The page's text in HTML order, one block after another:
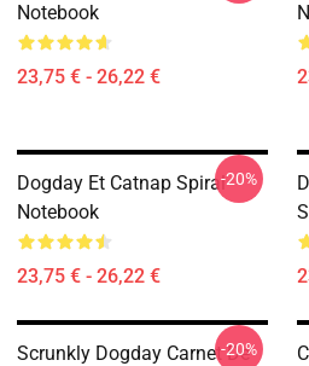
Notebook
23,75 € - 26,22 €
Dogday Et Catnap Spiral
Notebook
23,75 € - 26,22 €
-20%
Scrunkly Dogday Carnet De
-20%